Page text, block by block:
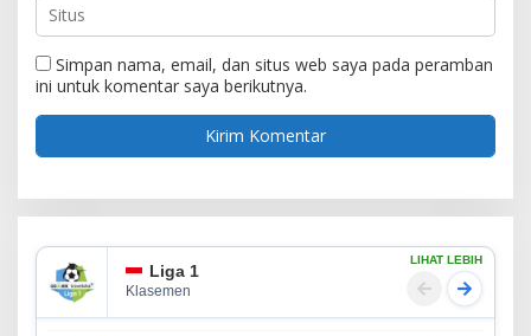
Simpan nama, email, dan situs web saya pada peramban
ini untuk komentar saya berikutnya.
Liga 1
Klasemen
LIHAT LEBIH